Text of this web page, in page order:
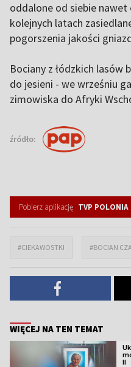
oddalone od siebie
kolejnych latach
pogorszenia jakości
Bociany z łódzkich lasów
do jesieni - we wrześniu
zimowiska do Afryki
źródło:
Pobierz aplikację TVP POLONIA
#CIEKAWOSTKI #BOCIAN
WIĘCEJ NA TEN TEMAT
II